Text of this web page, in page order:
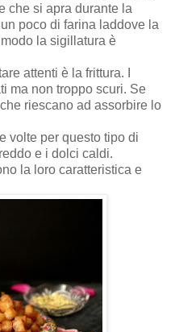
che si apra durante la
poco di farina laddove la
la sigillatura è
attenti è la frittura. I
ma non troppo scuri. Se
riescano ad assorbire lo
volte per questo tipo di
e i dolci caldi.
la loro caratteristica e